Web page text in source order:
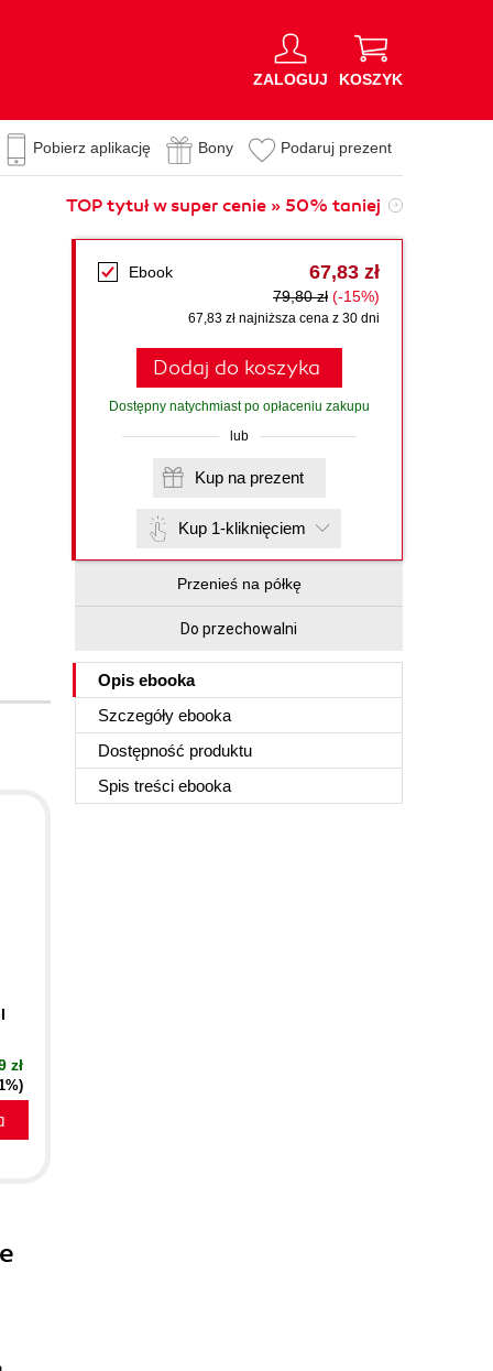
ZALOGUJ KOSZYK
Pobierz aplikację Bony Podaruj prezent
TOP tytuł w super cenie » 50% taniej
Ebook 67,83 zł
79,80 zł (-15%)
67,83 zł najniższa cena z 30 dni
Dodaj do koszyka
Dostępny natychmiast po opłaceniu zakupu
lub
Kup na prezent
Kup 1-kliknięciem
Przenieś na półkę
Do przechowalni
Opis ebooka
Szczegóły ebooka
Dostępność produktu
Spis treści ebooka
zł